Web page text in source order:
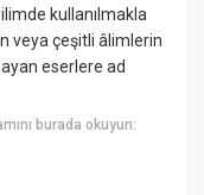
kullanılmakla
veya çeşitli âlimlerin
eserlere ad
burada okuyun: